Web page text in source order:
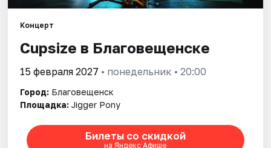
Концерт
Cupsize в Благовещенске
15 февраля 2027 • понедельник • 20:00
Город: Благовещенск
Площадка: Jigger Pony
Билеты со скидкой
на Яндекс Афише